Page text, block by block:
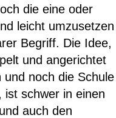
die eine oder
leicht umzusetzen
Begriff. Die Idee,
und angerichtet
und noch die Schule
ist schwer in einen
auch den